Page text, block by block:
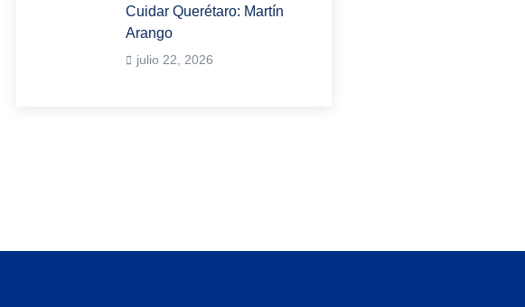
Cuidar Querétaro: Martín
Arango
julio 22, 2026